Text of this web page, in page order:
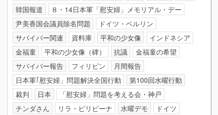
韓国報道
８・14日本軍「慰安婦」メモリアル・デー
尹美香国会議員除名問題
ドイツ・ベルリン
サバイバー関連
資料庫 平和の少女像
インドネシア
金福童
平和の少女像（碑） 抗議
金福童の希望
サバイバー報告
フィリピン
月間報告
日本軍｢慰安婦」問題解決全国行動
第100回水曜行動
裁判
日本
「慰安婦」問題を考える会・神戸
チンダさん
リラ・ピリピーナ 水曜デモ
ドイツ